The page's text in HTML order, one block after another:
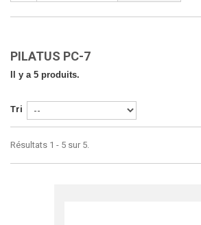
PILATUS PC-7
Il y a 5 produits.
Tri
Résultats 1 - 5 sur 5.